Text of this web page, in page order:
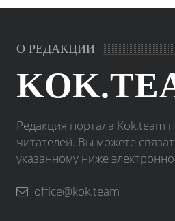
О РЕДАКЦИИ
Редакция портала Kok.team
читателей. Вы можете
указанному ниже
office@kok.team